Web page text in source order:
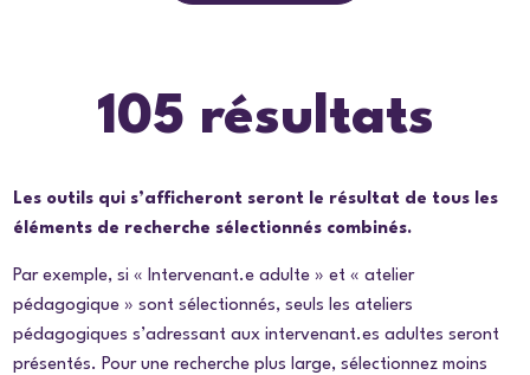
105 résultats
Les outils qui s’afficheront seront le résultat de tous les
éléments de recherche sélectionnés combinés.
Par exemple, si « Intervenant.e adulte » et « atelier
pédagogique » sont sélectionnés, seuls les ateliers
pédagogiques s’adressant aux intervenant.es adultes seront
présentés. Pour une recherche plus large, sélectionnez moins